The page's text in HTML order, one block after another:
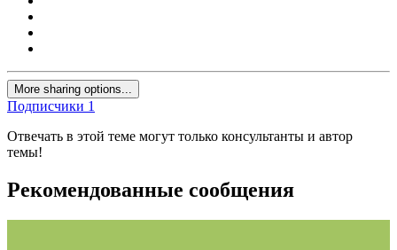
More sharing options...
Подписчики 1
Отвечать в этой теме могут только консультанты и автор
темы!
Рекомендованные сообщения